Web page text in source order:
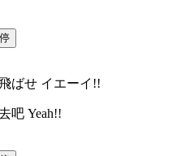
ばせ イエーイ!!
吧 Yeah!!